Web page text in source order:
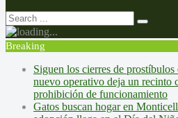
Breaking
Siguen los cierres de
nuevo operativo deja un recinto
prohibición de funcionamiento
Gatos buscan hogar en